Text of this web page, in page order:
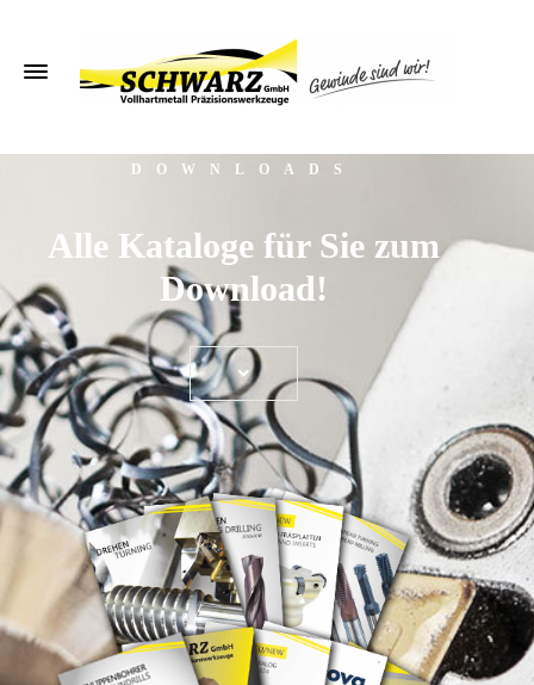
DOWNLOADS
Alle Kataloge für Sie zum
Download!